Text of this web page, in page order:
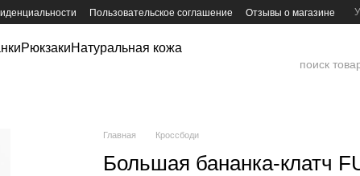
Пользовательское соглашение Отзывы о магазине
РюкзакиНатуральная кожа
Главная Кроссбоди
Большая бананка-клатч